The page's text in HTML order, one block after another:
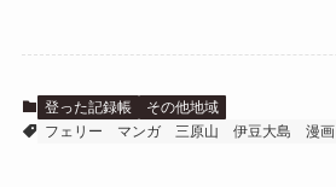
登った記録帳
その他地域
フェリー
マンガ 三原山 伊豆大島 漫画